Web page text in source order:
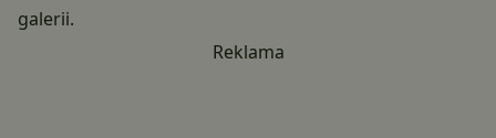
galerii.
Reklama